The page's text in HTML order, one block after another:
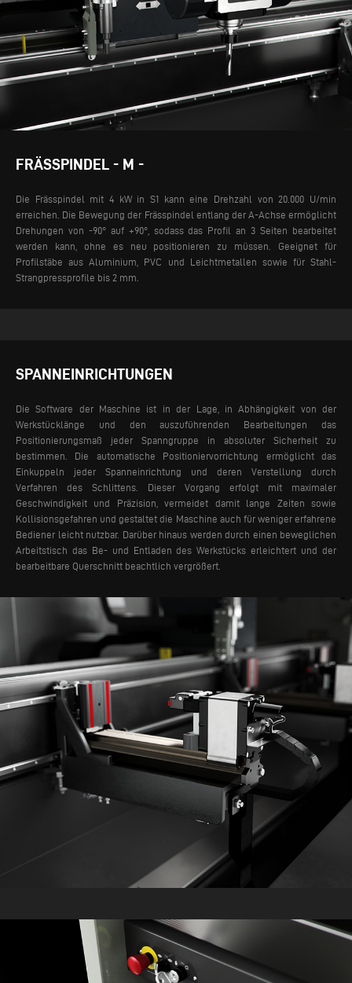
FRÄSSPINDEL - M -
Die Frässpindel mit 4 kW in S1 kann eine Drehzahl von 20.000 U/min
erreichen. Die Bewegung der Frässpindel entlang der A-Achse ermöglicht
Drehungen von -90° auf +90°, sodass das Profil an 3 Seiten bearbeitet
werden kann, ohne es neu positionieren zu müssen. Geeignet für
Profilstäbe aus Aluminium, PVC und Leichtmetallen sowie für Stahl-
Strangpressprofile bis 2 mm.
SPANNEINRICHTUNGEN
Die Software der Maschine ist in der Lage, in Abhängigkeit von der
Werkstücklänge und den auszuführenden Bearbeitungen das
Positionierungsmaß jeder Spanngruppe in absoluter Sicherheit zu
bestimmen. Die automatische Positioniervorrichtung ermöglicht das
Einkuppeln jeder Spanneinrichtung und deren Verstellung durch
Verfahren des Schlittens. Dieser Vorgang erfolgt mit maximaler
Geschwindigkeit und Präzision, vermeidet damit lange Zeiten sowie
Kollisionsgefahren und gestaltet die Maschine auch für weniger erfahrene
Bediener leicht nutzbar. Darüber hinaus werden durch einen beweglichen
Arbeitstisch das Be- und Entladen des Werkstücks erleichtert und der
bearbeitbare Querschnitt beachtlich vergrößert.